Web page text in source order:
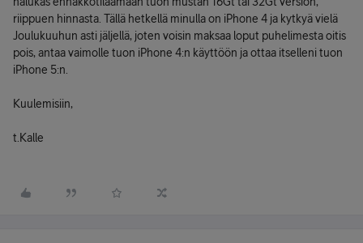
riippuen hinnasta. Tällä hetkellä minulla on iPhone 4 ja kytkyä vielä
Joulukuuhun asti jäljellä, joten voisin maksaa loput puhelimesta oitis
pois, antaa vaimolle tuon iPhone 4:n käyttöön ja ottaa itselleni tuon
iPhone 5:n.
Kuulemisiin,
t.Kalle